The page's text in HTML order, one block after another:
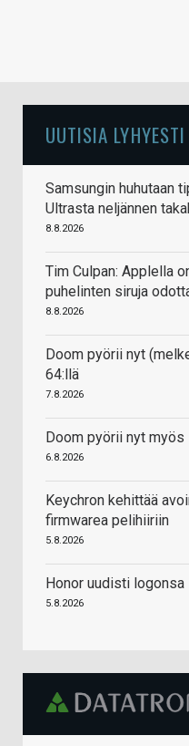
UUTISIA LYHYESTI
Samsungin huhutaan
Ultrasta neljännen
8.8.2026
Tim Culpan: Applella
puhelinten siruja
8.8.2026
Doom pyörii nyt
64:llä
7.8.2026
Doom pyörii nyt
6.8.2026
Keychron kehittää
firmwarea pelihiiriin
5.8.2026
Honor uudisti logonsa
5.8.2026